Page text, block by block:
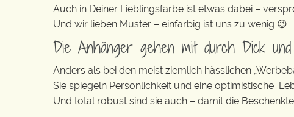
Auch in Deiner Lieblingsfarbe ist etwas dabei –
Und wir lieben Muster – einfarbig ist uns zu wenig 😉
Die Anhänger gehen mit durch Dick
Anders als bei den meist ziemlich hässlichen
Sie spiegeln Persönlichkeit und eine optimistische
Und total robust sind sie auch – damit die